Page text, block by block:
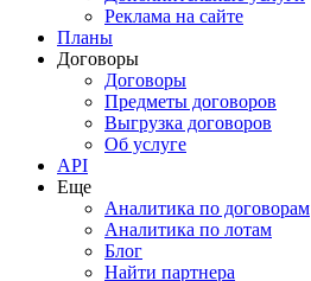
Реклама на сайте
Планы
Договоры
Договоры
Предметы договоров
Выгрузка договоров
Об услуге
API
Еще
Аналитика по договорам
Аналитика по лотам
Блог
Найти партнера